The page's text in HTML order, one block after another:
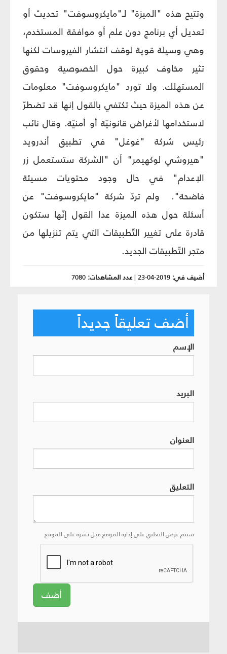
وتتيح هذه "الميزة" لـ"مايكروسوفت" تحديث أو
تعديل أي برنامج دون علم أو موافقة المستخدم،
وهي وسيلة قوية لوقف انتشار الفيروسات لكنها
تثير مخاوف كبيرة حول الخصوصية وحقوق
المستهلك. ولا تورد "مايكروسوفت" معلومات
عن هذه الميزة حيث تكتفي بالقول إنها قد تضطرّ
لاستخدامها لأغراض قانونيّة أو أمنيّة. وقال نائب
رئيس شركة "غوغل" في تطبيق أندرويد
"هيروشي لوكهيمر" أن "الشركة ستستعمل زر
الإعدام" في حال وجود محتويات مسيئة
فاضحة". ولم تردّ شركة "مايكروسوفت" عن
أسئلة حول هذه الميزة عدا القول إنّها ستكون
قادرة على تغيير التّطبيقات التي يتم تنزيلها من
متجر التّطبيقات الجديد.
أضيف في: 2019-04-23
|عدد المشاهدات: 7080
أضف تعليقاً جديداً
الإسم
البريد
العنوان
التعليق
سيتم عرض التعليق على إدارة الموقع قبل نشره على الموقع
أضف